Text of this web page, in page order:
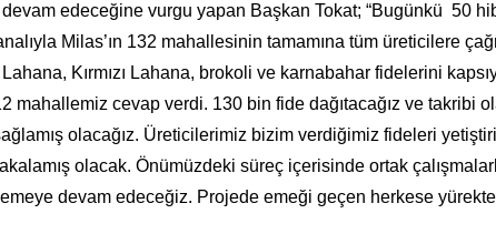
edeceğine vurgu yapan Başkan Tokat; “Bugünkü 50
Milas’ın 132 mahallesinin tamamına tüm üreticilere
Kırmızı Lahana, brokoli ve karnabahar fidelerini
mahallemiz cevap verdi. 130 bin fide dağıtacağız ve takribi
olacağız. Üreticilerimiz bizim verdiğimiz fideleri
olacak. Önümüzdeki süreç içerisinde ortak
devam edeceğiz. Projede emeği geçen herkese